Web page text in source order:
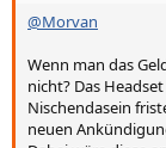
@Morvan
Wenn man das
nicht? Das
Nischendasein
neuen